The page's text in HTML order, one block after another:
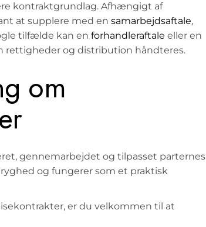
kontraktgrundlag. Afhængigt af
at supplere med en samarbejdsaftale,
tilfælde kan en forhandleraftale eller en
rettigheder og distribution håndteres.
om
gennemarbejdet og tilpasset parternes
og fungerer som et praktisk
er du velkommen til at